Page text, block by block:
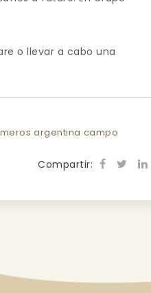
o llevar a cabo una
argentina campo
Compartir: